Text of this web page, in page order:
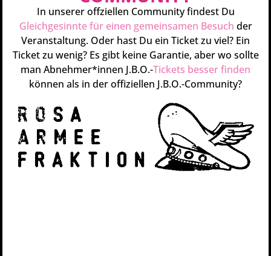
In unserer offziellen Community findest Du
Gleichgesinnte für einen gemeinsamen Besuch der
Veranstaltung. Oder hast Du ein Ticket zu viel? Ein
Ticket zu wenig? Es gibt keine Garantie, aber wo sollte
man Abnehmer*innen J.B.O.-Tickets besser finden
können als in der offiziellen J.B.O.-Community?